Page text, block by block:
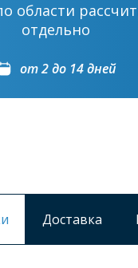
области
отдельно
от 2 до 14 дней
Доставка